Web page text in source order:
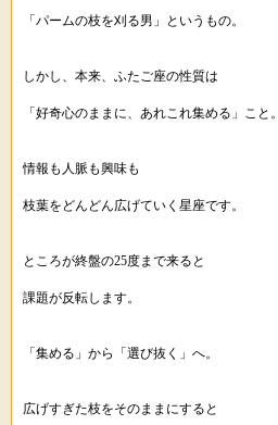
「パームの枝を刈る男」というもの。
しかし、本来、ふたご座の性質は
「好奇心のままに、あれこれ集める」こと。
情報も人脈も興味も
枝葉をどんどん広げていく星座です。
ところが終盤の25度まで来ると
課題が反転します。
「集める」から「選び抜く」へ。
広げすぎた枝をそのままにすると